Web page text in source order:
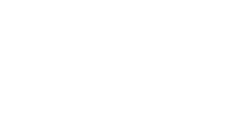
quanto conversar com uma pessoa?
tangíveis da IA conversacional na banca:
em toda a cadeia de valor em vez de